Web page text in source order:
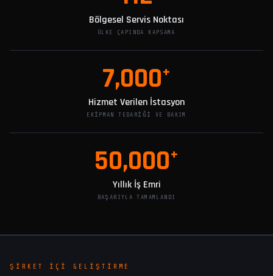
Bölgesel Servis Noktası
ÜLKE ÇAPINDA KAPSAMA
7,000+
Hizmet Verilen İstasyon
EKIPMAN TEDARIĞI VE BAKIM
50,000+
Yıllık İş Emri
BAŞARIYLA TAMAMLANDI
ŞIRKET İÇI GELIŞTIRME